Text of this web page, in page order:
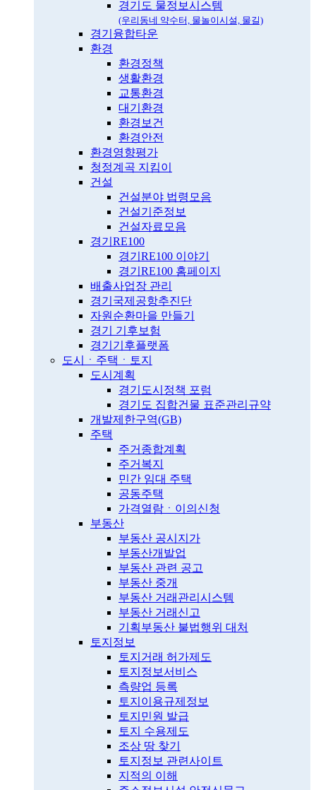
경기도 물정보시스템
(우리동네 약수터, 물놀이시설, 물길)
경기융합타운
환경
환경정책
생활환경
교통환경
대기환경
환경보건
환경안전
환경영향평가
청정계곡 지킴이
건설
건설분야 법령모음
건설기준정보
건설자료모음
경기RE100
경기RE100 이야기
경기RE100 홈페이지
배출사업장 관리
경기국제공항추진단
자원순환마을 만들기
경기 기후보험
경기기후플랫폼
도시ㆍ주택ㆍ토지
도시계획
경기도시정책 포럼
경기도 집합건물 표준관리규약
개발제한구역(GB)
주택
주거종합계획
주거복지
민간 임대 주택
공동주택
가격열람ㆍ이의신청
부동산
부동산 공시지가
부동산개발업
부동산 관련 공고
부동산 중개
부동산 거래관리시스템
부동산 거래신고
기획부동산 불법행위 대처
토지정보
토지거래 허가제도
토지정보서비스
측량업 등록
토지이용규제정보
토지민원 발급
토지 수용제도
조상 땅 찾기
토지정보 관련사이트
지적의 이해